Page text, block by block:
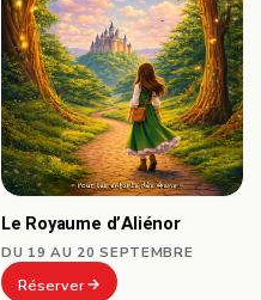
Le Royaume d’Aliénor
DU 19 AU 20 SEPTEMBRE
Réserver